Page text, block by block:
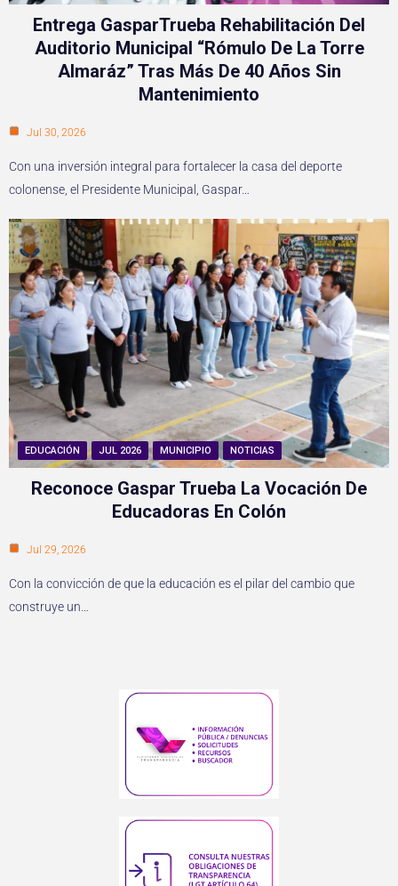
Entrega GasparTrueba Rehabilitación Del
Auditorio Municipal “Rómulo De La Torre
Almaráz” Tras Más De 40 Años Sin
Mantenimiento
Jul 30, 2026
Con una inversión integral para fortalecer la casa del deporte
colonense, el Presidente Municipal, Gaspar…
EDUCACIÓN JUL 2026 MUNICIPIO NOTICIAS
Reconoce Gaspar Trueba La Vocación De
Educadoras En Colón
Jul 29, 2026
Con la convicción de que la educación es el pilar del cambio que
construye un…